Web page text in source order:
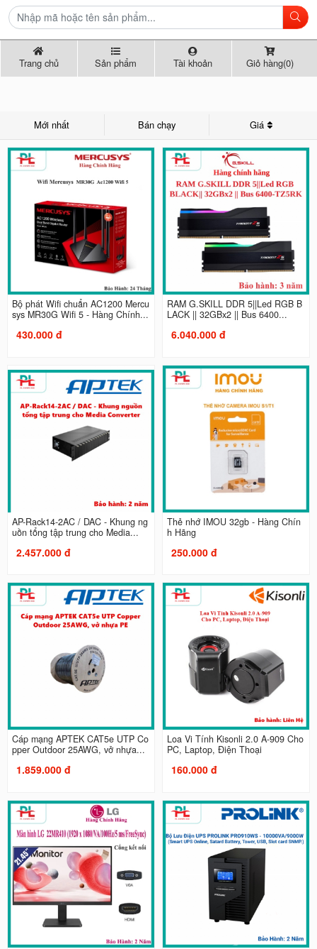
Trang chủ Sản phẩm Tài khoản Giỏ hàng(0)
Mới nhất Bán chạy Giá
Bộ phát Wifi chuẩn AC1200 Mercu
sys MR30G Wifi 5 - Hàng Chính...
430.000 đ
RAM G.SKILL DDR 5||Led RGB B
LACK || 32GBx2 || Bus 6400...
6.040.000 đ
AP-Rack14-2AC / DAC - Khung ng
uồn tổng tập trung cho Media...
2.457.000 đ
Thẻ nhớ IMOU 32gb - Hàng Chín
h Hãng
250.000 đ
Cáp mạng APTEK CAT5e UTP Co
pper Outdoor 25AWG, vở nhựa...
1.859.000 đ
Loa Vi Tính Kisonli 2.0 A-909 Cho
PC, Laptop, Điện Thoại
160.000 đ